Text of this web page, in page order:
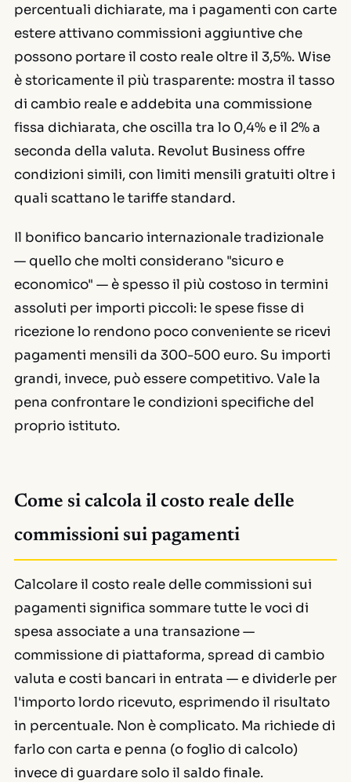
percentuali dichiarate, ma i pagamenti con carte
estere attivano commissioni aggiuntive che
possono portare il costo reale oltre il 3,5%. Wise
è storicamente il più trasparente: mostra il tasso
di cambio reale e addebita una commissione
fissa dichiarata, che oscilla tra lo 0,4% e il 2% a
seconda della valuta. Revolut Business offre
condizioni simili, con limiti mensili gratuiti oltre i
quali scattano le tariffe standard.
Il bonifico bancario internazionale tradizionale
— quello che molti considerano "sicuro e
economico" — è spesso il più costoso in termini
assoluti per importi piccoli: le spese fisse di
ricezione lo rendono poco conveniente se ricevi
pagamenti mensili da 300-500 euro. Su importi
grandi, invece, può essere competitivo. Vale la
pena confrontare le condizioni specifiche del
proprio istituto.
Come si calcola il costo reale delle
commissioni sui pagamenti
Calcolare il costo reale delle commissioni sui
pagamenti significa sommare tutte le voci di
spesa associate a una transazione —
commissione di piattaforma, spread di cambio
valuta e costi bancari in entrata — e dividerle per
l'importo lordo ricevuto, esprimendo il risultato
in percentuale. Non è complicato. Ma richiede di
farlo con carta e penna (o foglio di calcolo)
invece di guardare solo il saldo finale.